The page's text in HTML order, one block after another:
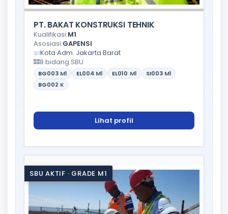
PT. BAKAT KONSTRUKSI TEHNIK
Kualifikasi:M1
Asosiasi:GAPENSI
Kota Adm. Jakarta Barat
8 bidang SBU
BG003 M1 EL004 M1 EL010 M1 SI003 M1
BG002 K
Lihat profil
SBU AKTIF · GRADE M1